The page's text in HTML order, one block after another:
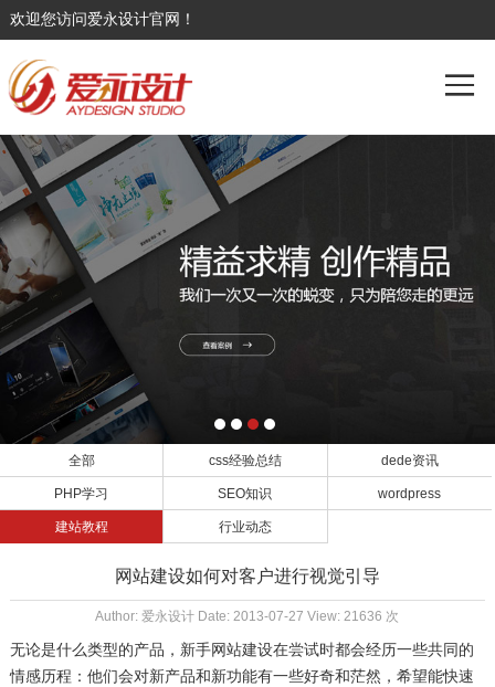
欢迎您访问爱永设计官网！
全部 css经验总结 dede资讯
PHP学习 SEO知识 wordpress
建站教程 行业动态
网站建设如何对客户进行视觉引导
Author: 爱永设计 Date: 2013-07-27 View: 21636 次
无论是什么类型的产品，新手网站建设在尝试时都会经历一些共同的
情感历程：他们会对新产品和新功能有一些好奇和茫然，希望能快速